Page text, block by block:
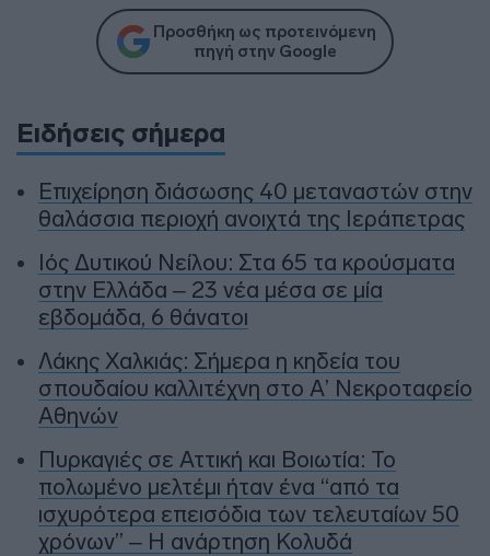
Προσθήκη ως προτεινόμενη
πηγή στην Google
Ειδήσεις σήμερα
Επιχείρηση διάσωσης 40 μεταναστών στην
θαλάσσια περιοχή ανοιχτά της Ιεράπετρας
Ιός Δυτικού Νείλου: Στα 65 τα κρούσματα
στην Ελλάδα – 23 νέα μέσα σε μία
εβδομάδα, 6 θάνατοι
Λάκης Χαλκιάς: Σήμερα η κηδεία του
σπουδαίου καλλιτέχνη στο Α’ Νεκροταφείο
Αθηνών
Πυρκαγιές σε Αττική και Βοιωτία: Το
πολωμένο μελτέμι ήταν ένα “από τα
ισχυρότερα επεισόδια των τελευταίων 50
χρόνων” – Η ανάρτηση Κολυδά